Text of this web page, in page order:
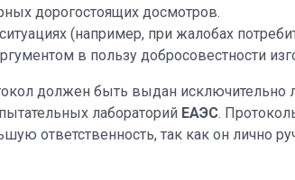
дорогостоящих досмотров.
(например, при жалобах
в пользу добросовестности
должен быть выдан
лабораторий ЕАЭС.
ответственность, так как он лично